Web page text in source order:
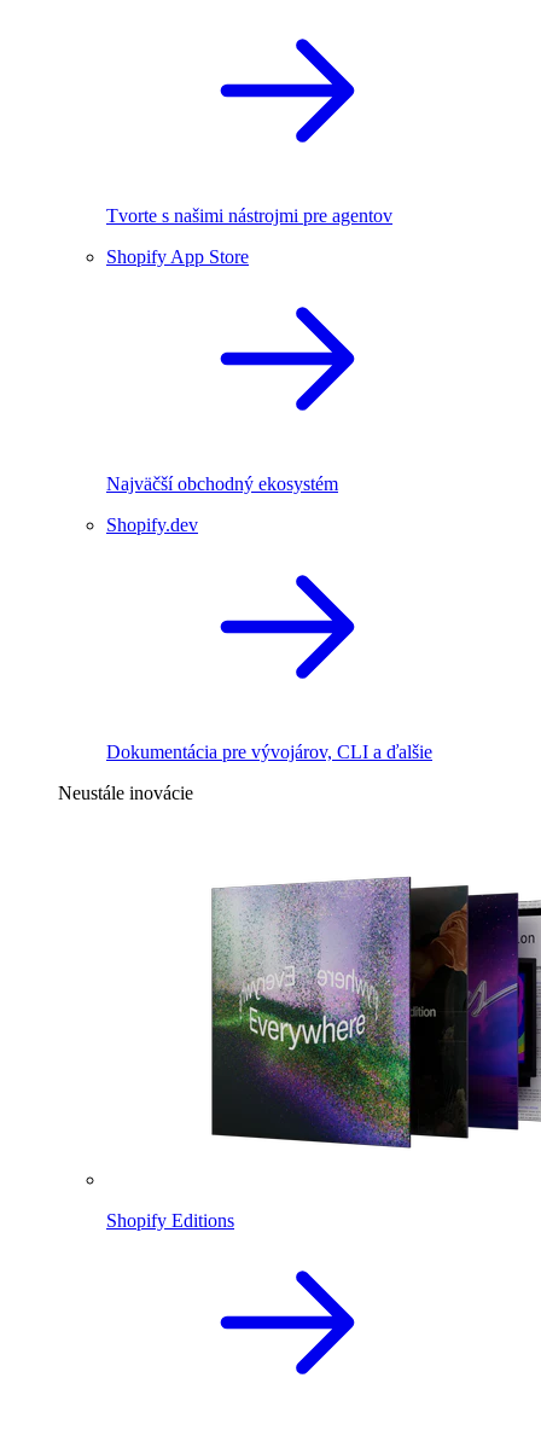
Tvorte s našimi nástrojmi pre agentov
Shopify App Store
Najväčší obchodný ekosystém
Shopify.dev
Dokumentácia pre vývojárov, CLI a ďalšie
Neustále inovácie
Shopify Editions